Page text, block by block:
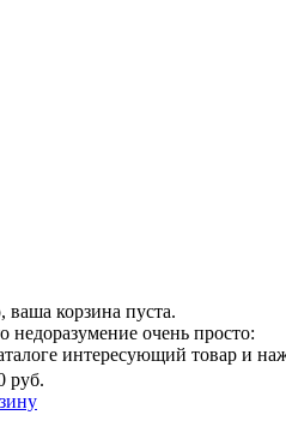
корзина пуста.
недоразумение очень просто:
интересующий товар и
руб.